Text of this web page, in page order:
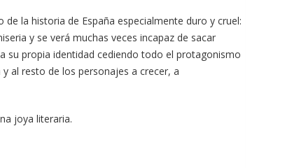
la historia de España especialmente duro y cruel:
y se verá muchas veces incapaz de sacar
su propia identidad cediendo todo el protagonismo
al resto de los personajes a crecer, a
joya literaria.